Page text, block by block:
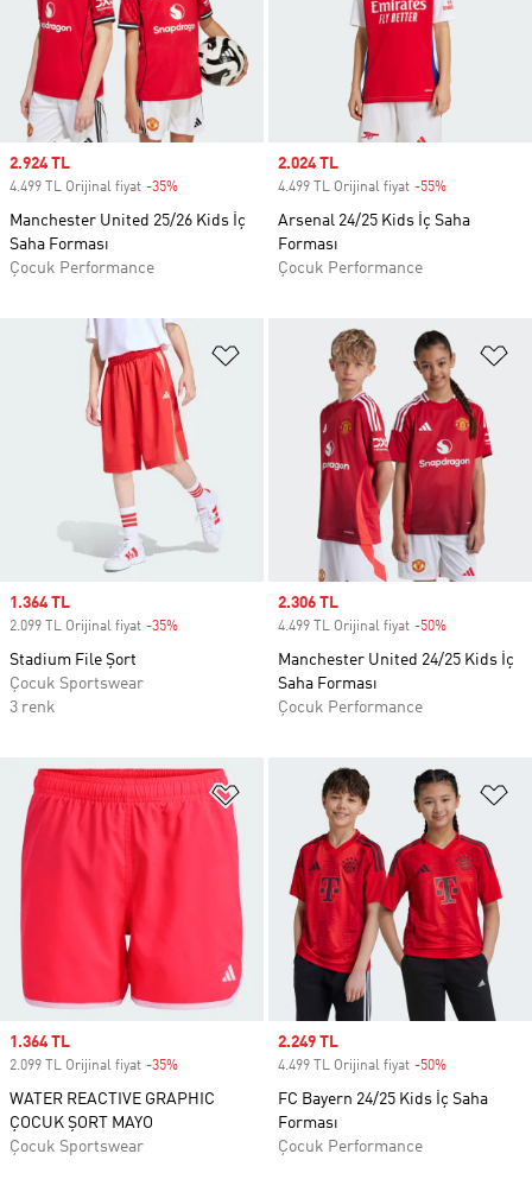
Sale price
2.924 TL
4.499 TL Orijinal fiyat -35%
Manchester United 25/26 Kids İç
Saha Forması
Çocuk Performance
Sale price
2.024 TL
4.499 TL Orijinal fiyat -55%
Arsenal 24/25 Kids İç Saha
Forması
Çocuk Performance
Favori Listesine Ekle
Sale price
1.364 TL
2.099 TL Orijinal fiyat -35%
Stadium File Şort
Çocuk Sportswear
3 renk
Sale price
2.306 TL
4.499 TL Orijinal fiyat -50%
Manchester United 24/25 Kids İç
Saha Forması
Çocuk Performance
Favori Listesine Ekle
Sale price
1.364 TL
2.099 TL Orijinal fiyat -35%
WATER REACTIVE GRAPHIC
ÇOCUK ŞORT MAYO
Çocuk Sportswear
Sale price
2.249 TL
4.499 TL Orijinal fiyat -50%
FC Bayern 24/25 Kids İç Saha
Forması
Çocuk Performance